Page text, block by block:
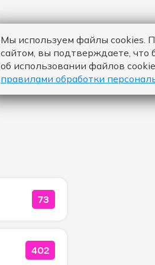
КОЛИЧЕСТВО ЛАЙКОВ
73
КОЛИЧЕСТВО ЛАЙКОВ ЗА
402
Мы используем файлы cookies.
сайтом, вы подтверждаете,
об использовании файлов
правилами обработки